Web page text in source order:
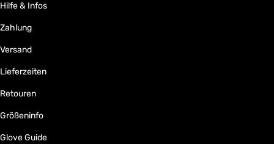
Hilfe & Infos
Zahlung
Versand
Lieferzeiten
Retouren
Größeninfo
Glove Guide